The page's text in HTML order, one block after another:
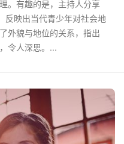
。有趣的是，主持人分享
反映出当代青少年对社会地
外貌与地位的关系，指出
令人深思。...